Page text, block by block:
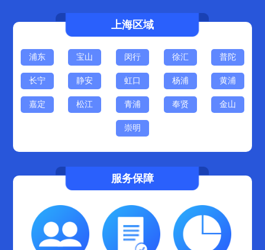
上海区域
浦东 宝山 闵行 徐汇 普陀
长宁 静安 虹口 杨浦 黄浦
嘉定 松江 青浦 奉贤 金山
崇明
服务保障